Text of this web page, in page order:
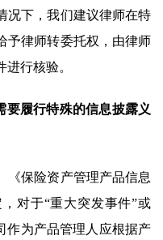
况下，我们建议律师在特
予律师转委托权，由律师
行核验。
要履行特殊的信息披露义
《保险资产管理产品信息
对于“重大突发事件”或
作为产品管理人应根据产